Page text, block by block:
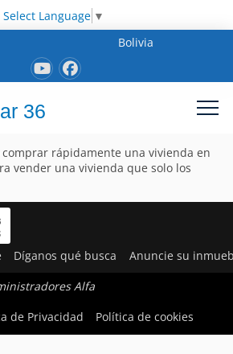
Select Language ▼
Bolivia
36
comprar rápidamente una vivienda en
vender una vivienda que solo los
Díganos qué busca Anuncie su
Alfa
de Privacidad Política de cookies